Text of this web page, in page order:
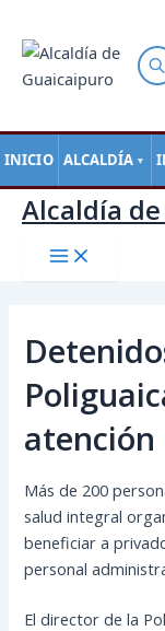
INICIO ALCALDÍA ▼
contenido
Alcaldía
Más de 200
salud integral
beneficiar a
personal
El director de la
de
entradas